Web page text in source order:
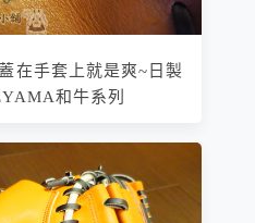
在手套上就是爽~日製
和牛系列